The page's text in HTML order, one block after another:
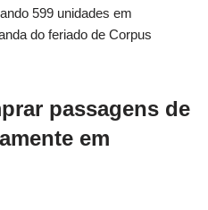
599 unidades em
do feriado de Corpus
passagens de
em